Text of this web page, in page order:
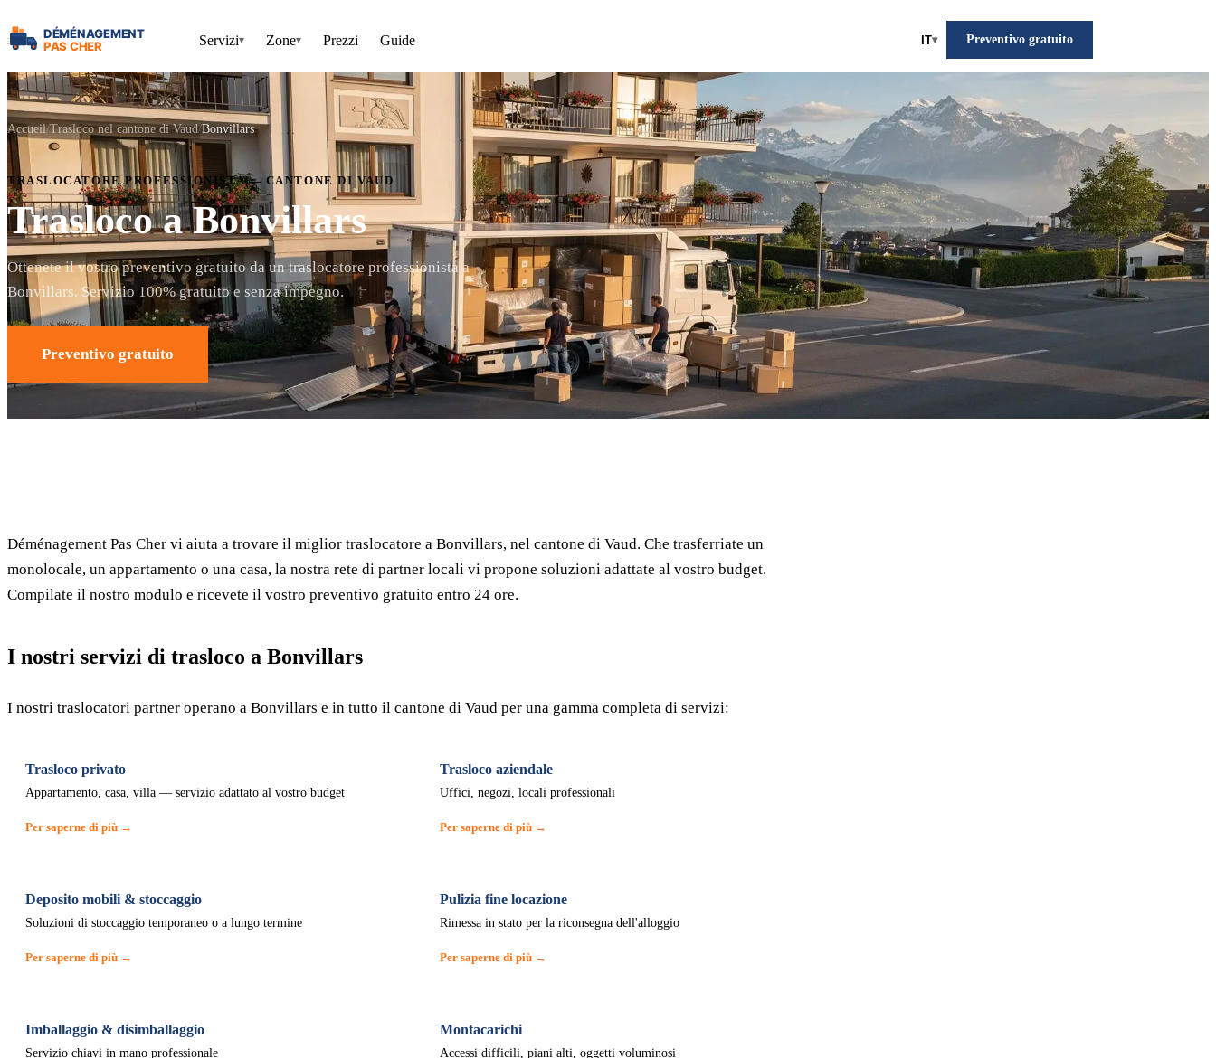
Servizi▾ Zone▾ Prezzi Guide IT▾ Preventivo gratuito
Accueil Trasloco nel cantone di Vaud Bonvillars
TRASLOCATORE PROFESSIONISTA — CANTONE DI VAUD
Trasloco a Bonvillars
Ottenete il vostro preventivo gratuito da un traslocatore professionista a
Bonvillars. Servizio 100% gratuito e senza impegno.
Preventivo gratuito
Déménagement Pas Cher vi aiuta a trovare il miglior traslocatore a Bonvillars, nel cantone di Vaud. Che trasferriate un
monolocale, un appartamento o una casa, la nostra rete di partner locali vi propone soluzioni adattate al vostro budget.
Compilate il nostro modulo e ricevete il vostro preventivo gratuito entro 24 ore.
I nostri servizi di trasloco a Bonvillars
I nostri traslocatori partner operano a Bonvillars e in tutto il cantone di Vaud per una gamma completa di servizi:
Trasloco privato
Appartamento, casa, villa — servizio adattato al vostro budget
Per saperne di più →
Trasloco aziendale
Uffici, negozi, locali professionali
Per saperne di più →
Deposito mobili & stoccaggio
Soluzioni di stoccaggio temporaneo o a lungo termine
Per saperne di più →
Pulizia fine locazione
Rimessa in stato per la riconsegna dell'alloggio
Per saperne di più →
Imballaggio & disimballaggio
Servizio chiavi in mano professionale
Montacarichi
Accessi difficili, piani alti, oggetti voluminosi